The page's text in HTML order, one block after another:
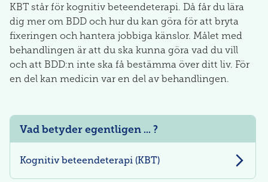
KBT står för kognitiv beteendeterapi. Då får du lära
dig mer om BDD och hur du kan göra för att bryta
fixeringen och hantera jobbiga känslor. Målet med
behandlingen är att du ska kunna göra vad du vill
och att BDD:n inte ska få bestämma över ditt liv. För
en del kan medicin var en del av behandlingen.
Vad betyder egentligen ... ?
Kognitiv beteendeterapi (KBT)